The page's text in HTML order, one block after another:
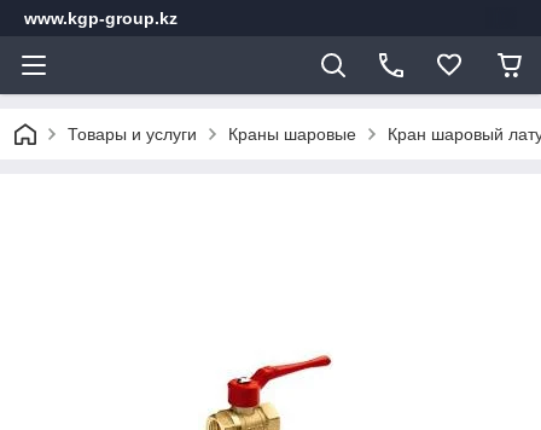
www.kgp-group.kz
Товары и услуги Краны шаровые Кран шаровый